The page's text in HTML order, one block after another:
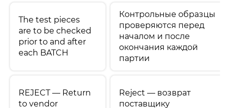
The test pieces
are to be checked
prior to and after
each BATCH
Контрольные образцы
проверяются перед
началом и после
окончания каждой
партии
REJECT — Return
to vendor
Reject — возврат
поставщику